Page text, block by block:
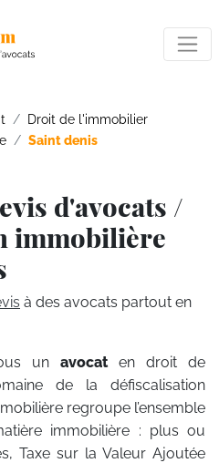
Droit de l'immobilier
Saint denis
d'avocats /
immobilière
à des avocats partout en
un avocat en droit de
de la défiscalisation
regroupe l’ensemble
immobilière : plus ou
Taxe sur la Valeur Ajoutée